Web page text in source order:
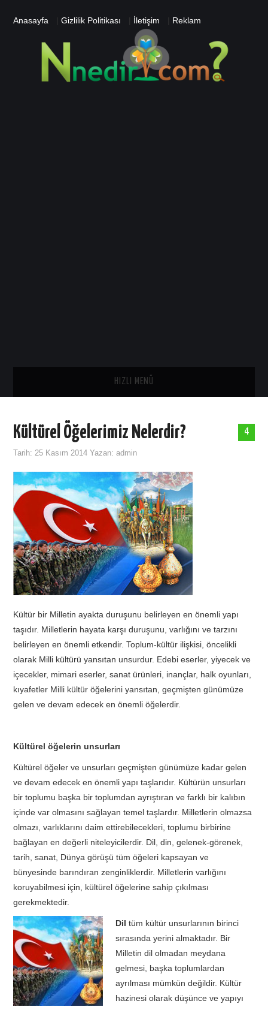
Anasayfa |Gizlilik Politikası İletişim Reklam
HIZLI MENÜ
GENEL
ASTROLOJI
TATIL
BIYOLOJI
TÜRKÇE
REHBERLIK
4
Kültürel Öğelerimiz Nelerdir?
Tarih: 25 Kasım 2014 Yazan:admin
Kültür bir Milletin ayakta duruşunu belirleyen en önemli yapı
taşıdır. Milletlerin hayata karşı duruşunu, varlığını ve tarzını
belirleyen en önemli etkendir. Toplum-kültür ilişkisi, öncelikli
olarak Milli kültürü yansıtan unsurdur. Edebi eserler, yiyecek ve
içecekler, mimari eserler, sanat ürünleri, inançlar, halk oyunları,
kıyafetler Milli kültür öğelerini yansıtan, geçmişten günümüze
gelen ve devam edecek en önemli öğelerdir.
Kültürel öğelerin unsurları
Kültürel öğeler ve unsurları geçmişten günümüze kadar gelen
ve devam edecek en önemli yapı taşlarıdır. Kültürün unsurları
bir toplumu başka bir toplumdan ayrıştıran ve farklı bir kalıbın
içinde var olmasını sağlayan temel taşlardır. Milletlerin olmazsa
olmazı, varlıklarını daim ettirebilecekleri, toplumu birbirine
bağlayan en değerli niteleyicilerdir. Dil, din, gelenek-görenek,
tarih, sanat, Dünya görüşü tüm öğeleri kapsayan ve
bünyesinde barındıran zenginliklerdir. Milletlerin varlığını
koruyabilmesi için, kültürel öğelerine sahip çıkılması
gerekmektedir.
Diltüm kültür unsurlarının birinci
sırasında yerini almaktadır. Bir
Milletin dil olmadan meydana
gelmesi, başka toplumlardan
ayrılması mümkün değildir. Kültür
hazinesi olarak düşünce ve yapıyı